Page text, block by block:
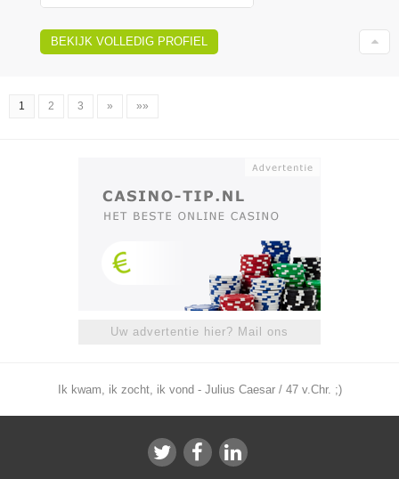
BEKIJK VOLLEDIG PROFIEL
1 2 3 » »»
Uw advertentie hier? Mail ons
Ik kwam, ik zocht, ik vond - Julius Caesar / 47 v.Chr. ;)